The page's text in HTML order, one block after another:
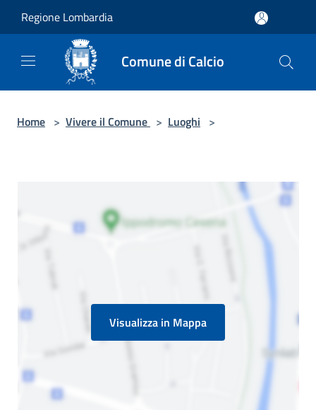
Regione Lombardia
Comune di Calcio
Home > Vivere il Comune > Luoghi >
Visualizza in Mappa